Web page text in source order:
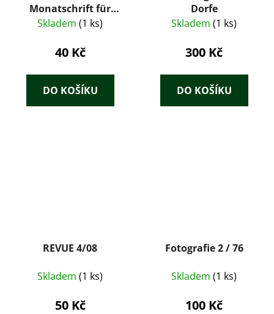
Monatschrift für
Besucher in der DDR -
Skladem (1 ks)
40 Kč
DO KOŠÍKU
Dorfe
Skladem (1 ks)
300 Kč
DO KOŠÍKU
REVUE 4/08
Skladem (1 ks)
50 Kč
Fotografie 2 / 76
Skladem (1 ks)
100 Kč